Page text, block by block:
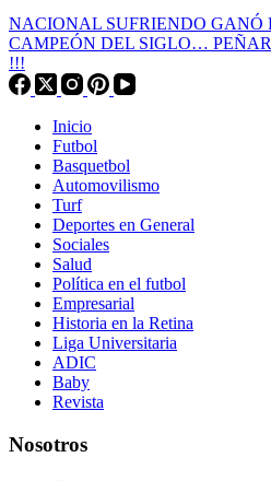
NACIONAL SUFRIENDO GANÓ
CAMPEÓN DEL SIGLO…
!!!
Inicio
Futbol
Basquetbol
Automovilismo
Turf
Deportes en General
Sociales
Salud
Política en el futbol
Empresarial
Historia en la Retina
Liga Universitaria
ADIC
Baby
Revista
Nosotros